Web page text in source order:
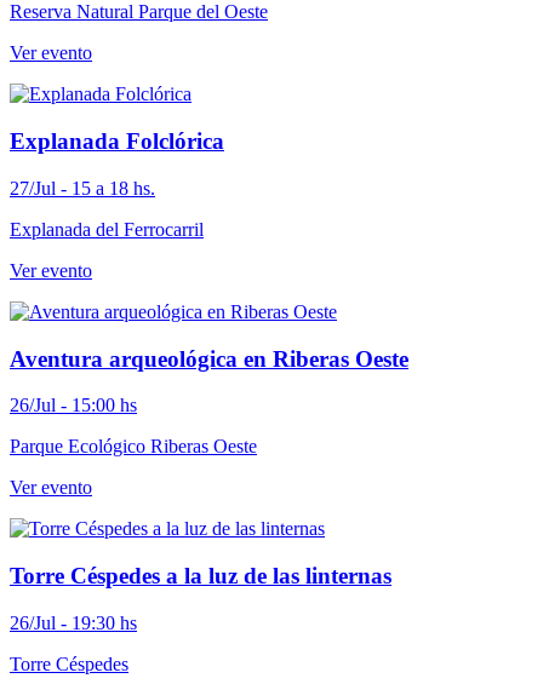
Reserva Natural Parque del Oeste
Ver evento
Explanada Folclórica
27/Jul - 15 a 18 hs.
Explanada del Ferrocarril
Ver evento
Aventura arqueológica en Riberas Oeste
26/Jul - 15:00 hs
Parque Ecológico Riberas Oeste
Ver evento
Torre Céspedes a la luz de las linternas
26/Jul - 19:30 hs
Torre Céspedes